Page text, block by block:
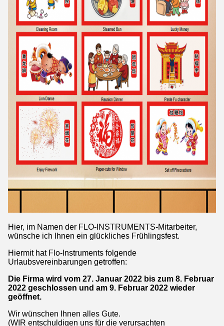
Hier, im Namen der FLO-INSTRUMENTS-Mitarbeiter,
wünsche ich Ihnen ein glückliches Frühlingsfest.
Hiermit hat Flo-Instruments folgende
Urlaubsvereinbarungen getroffen:
Die Firma wird vom 27. Januar 2022 bis zum 8. Februar
2022 geschlossen und am 9. Februar 2022 wieder
geöffnet.
Wir wünschen Ihnen alles Gute.
(WIR entschuldigen uns für die verursachten